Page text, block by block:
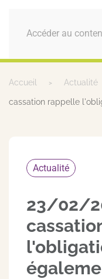
Accéder au
MENU
Accueil Actualité
cassation rappelle
Actualité
23/02/